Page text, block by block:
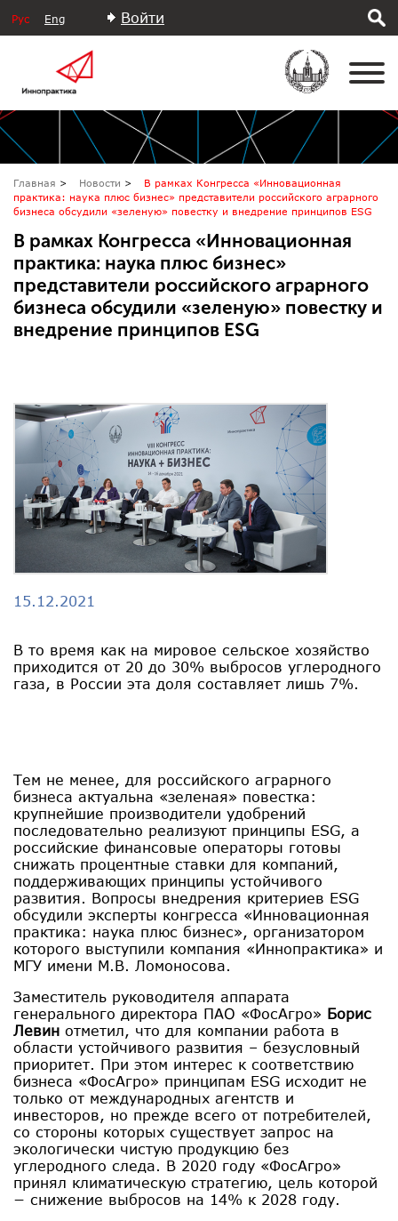
Рус Eng Войти
Главная Новости
В рамках Конгресса «Инновационная
практика: наука плюс бизнес» представители российского аграрного
бизнеса обсудили «зеленую» повестку и внедрение принципов ESG
В рамках Конгресса «Инновационная
практика: наука плюс бизнес»
представители российского аграрного
бизнеса обсудили «зеленую» повестку и
внедрение принципов ESG
15.12.2021
В то время как на мировое сельское хозяйство
приходится от 20 до 30% выбросов углеродного
газа, в России эта доля составляет лишь 7%.
Тем не менее, для российского аграрного
бизнеса актуальна «зеленая» повестка:
крупнейшие производители удобрений
последовательно реализуют принципы ESG, а
российские финансовые операторы готовы
снижать процентные ставки для компаний,
поддерживающих принципы устойчивого
развития. Вопросы внедрения критериев ESG
обсудили эксперты конгресса «Инновационная
практика: наука плюс бизнес», организатором
которого выступили компания «Иннопрактика» и
МГУ имени М.В. Ломоносова.
Заместитель руководителя аппарата
генерального директора ПАО «ФосАгро» Борис
Левин отметил, что для компании работа в
области устойчивого развития – безусловный
приоритет. При этом интерес к соответствию
бизнеса «ФосАгро» принципам ESG исходит не
только от международных агентств и
инвесторов, но прежде всего от потребителей,
со стороны которых существует запрос на
экологически чистую продукцию без
углеродного следа. В 2020 году «ФосАгро»
принял климатическую стратегию, цель которой
− снижение выбросов на 14% к 2028 году.